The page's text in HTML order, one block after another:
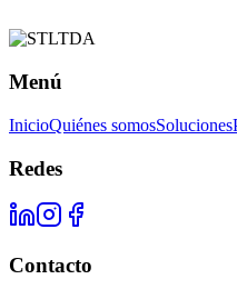
Menú
InicioQuiénes somosSoluciones
Redes
Contacto